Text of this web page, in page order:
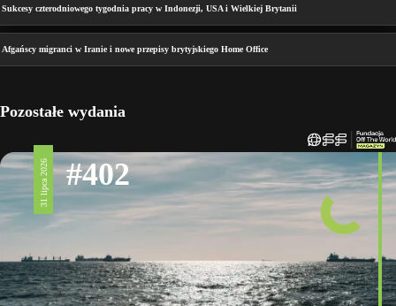
Sukcesy czterodniowego tygodnia pracy w Indonezji, USA i Wielkiej Brytanii
Afgańscy migranci w Iranie i nowe przepisy brytyjskiego Home Office
Pozostałe wydania
31 lipca 2026 #402